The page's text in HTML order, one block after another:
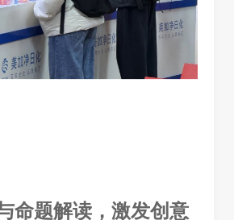
命题解读，激发创意